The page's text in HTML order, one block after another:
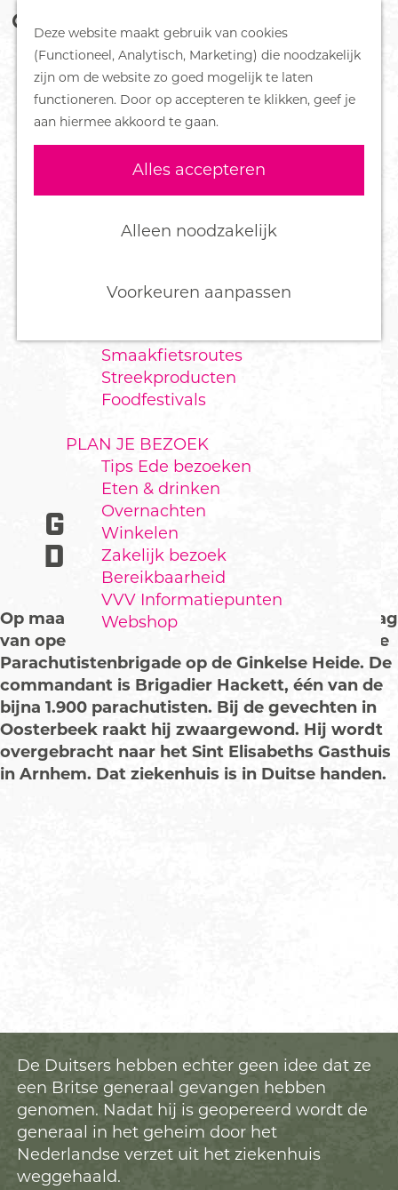
Deze website maakt gebruik van cookies
(Functioneel, Analytisch, Marketing) die noodzakelijk
zijn om de website zo goed mogelijk te laten
functioneren. Door op accepteren te klikken, geef je
aan hiermee akkoord te gaan.
Alles accepteren
Alleen noodzakelijk
Voorkeuren aanpassen
a
o
e
k
e
n
M
e
n
u
DORPEN
Bennekom
De Klomp
Deelen
Ederveen
Harskamp
Hoenderloo
Wekerom
Smaakfietsroutes
Streekproducten
Foodfestivals
PLAN JE BEZOEK
Tips Ede bezoeken
Eten & drinken
Overnachten
Winkelen
Zakelijk bezoek
Bereikbaarheid
VVV Informatiepunten
Webshop
OKTOBER 1944:
GENERAAL HACKETT
DUIKT ONDER IN EDE
Op maandag 18 september 1944, de tweede dag
van operatie Market Garden, landt de Britse 4e
Parachutistenbrigade op de Ginkelse Heide. De
commandant is Brigadier Hackett, één van de
bijna 1.900 parachutisten. Bij de gevechten in
Oosterbeek raakt hij zwaargewond. Hij wordt
overgebracht naar het Sint Elisabeths Gasthuis
in Arnhem. Dat ziekenhuis is in Duitse handen.
De Duitsers hebben echter geen idee dat ze
een Britse generaal gevangen hebben
genomen. Nadat hij is geopereerd wordt de
generaal in het geheim door het
Nederlandse verzet uit het ziekenhuis
weggehaald.